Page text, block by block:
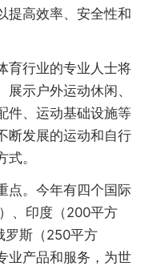
提高效率、安全性和
育行业的专业人士将
示户外运动休闲、
件、运动基础设施等
断发展的运动和自行
。
点。今年有四个国际
、印度（200平方
罗斯（250平方
业产品和服务，为世